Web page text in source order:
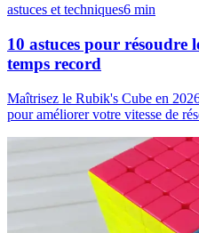
astuces et techniques6 min
10 astuces pour résoudre
temps record
Maîtrisez le Rubik's Cube en
pour améliorer votre vitesse de